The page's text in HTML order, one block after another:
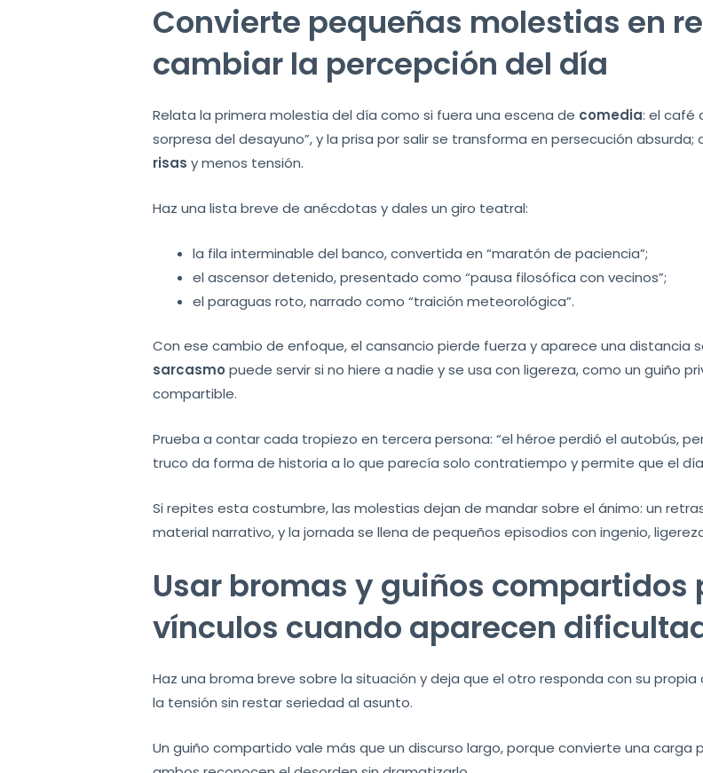
Convierte pequeñas molestias en
cambiar la percepción del día
Relata la primera molestia del día como si fuera una escena de comedia: el café
sorpresa del desayuno”, y la prisa por salir se transforma en persecución
risas y menos tensión.
Haz una lista breve de anécdotas y dales un giro teatral:
la fila interminable del banco, convertida en “maratón de paciencia”;
el ascensor detenido, presentado como “pausa filosófica con vecinos”;
el paraguas roto, narrado como “traición meteorológica”.
Con ese cambio de enfoque, el cansancio pierde fuerza y aparece una distancia
sarcasmo puede servir si no hiere a nadie y se usa con ligereza, como un guiño
compartible.
Prueba a contar cada tropiezo en tercera persona: “el héroe perdió el autobús,
truco da forma de historia a lo que parecía solo contratiempo y permite que el
Si repites esta costumbre, las molestias dejan de mandar sobre el ánimo: un
material narrativo, y la jornada se llena de pequeños episodios con ingenio,
Usar bromas y guiños compartidos
vínculos cuando aparecen
Haz una broma breve sobre la situación y deja que el otro responda con su
la tensión sin restar seriedad al asunto.
Un guiño compartido vale más que un discurso largo, porque convierte una